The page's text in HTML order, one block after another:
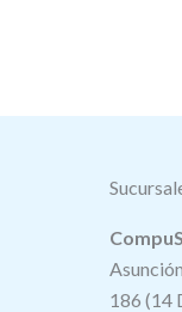
186 (14